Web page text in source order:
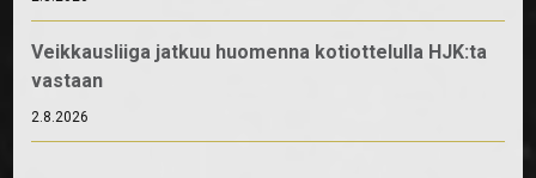
Veikkausliiga jatkuu huomenna kotiottelulla HJK:ta
vastaan
2.8.2026